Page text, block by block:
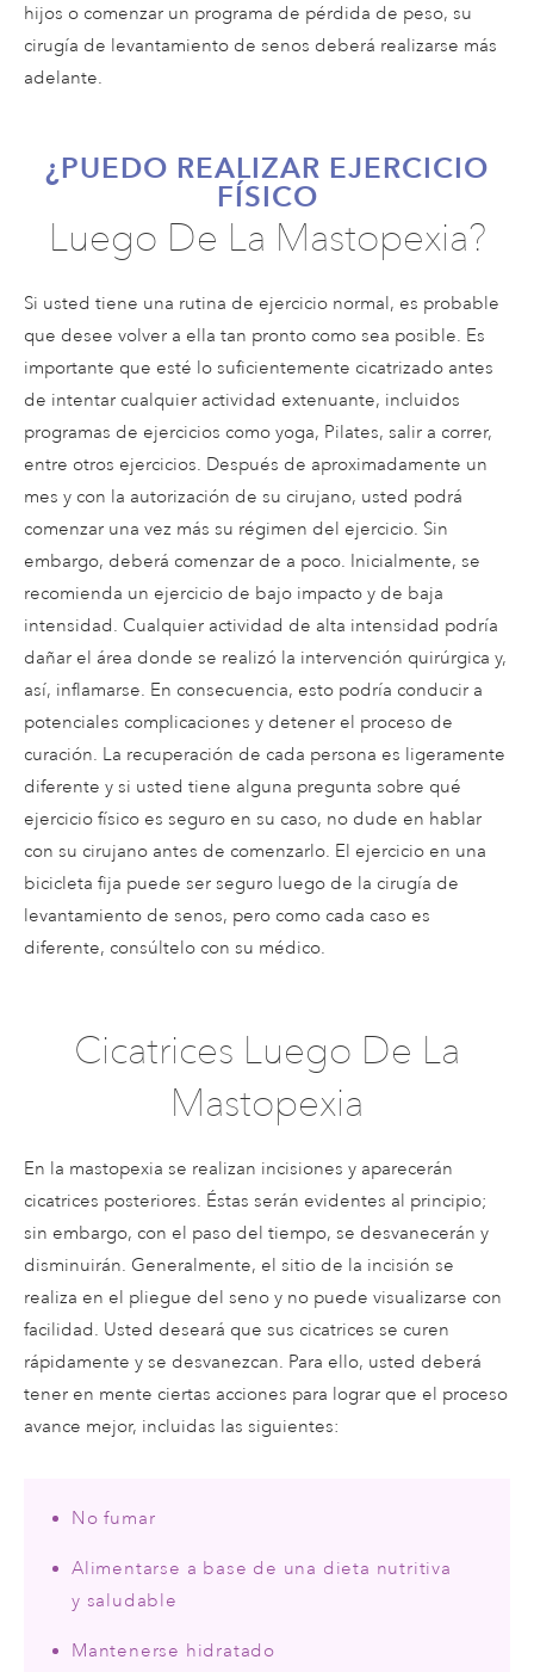
hijos o comenzar un programa de pérdida de peso, su
cirugía de levantamiento de senos deberá realizarse más
adelante.
¿PUEDO REALIZAR EJERCICIO
FÍSICO
Luego De La Mastopexia?
Si usted tiene una rutina de ejercicio normal, es probable
que desee volver a ella tan pronto como sea posible. Es
importante que esté lo suficientemente cicatrizado antes
de intentar cualquier actividad extenuante, incluidos
programas de ejercicios como yoga, Pilates, salir a correr,
entre otros ejercicios. Después de aproximadamente un
mes y con la autorización de su cirujano, usted podrá
comenzar una vez más su régimen del ejercicio. Sin
embargo, deberá comenzar de a poco. Inicialmente, se
recomienda un ejercicio de bajo impacto y de baja
intensidad. Cualquier actividad de alta intensidad podría
dañar el área donde se realizó la intervención quirúrgica y,
así, inflamarse. En consecuencia, esto podría conducir a
potenciales complicaciones y detener el proceso de
curación. La recuperación de cada persona es ligeramente
diferente y si usted tiene alguna pregunta sobre qué
ejercicio físico es seguro en su caso, no dude en hablar
con su cirujano antes de comenzarlo. El ejercicio en una
bicicleta fija puede ser seguro luego de la cirugía de
levantamiento de senos, pero como cada caso es
diferente, consúltelo con su médico.
Cicatrices Luego De La
Mastopexia
En la mastopexia se realizan incisiones y aparecerán
cicatrices posteriores. Éstas serán evidentes al principio;
sin embargo, con el paso del tiempo, se desvanecerán y
disminuirán. Generalmente, el sitio de la incisión se
realiza en el pliegue del seno y no puede visualizarse con
facilidad. Usted deseará que sus cicatrices se curen
rápidamente y se desvanezcan. Para ello, usted deberá
tener en mente ciertas acciones para lograr que el proceso
avance mejor, incluidas las siguientes:
No fumar
Alimentarse a base de una dieta nutritiva
y saludable
Mantenerse hidratado